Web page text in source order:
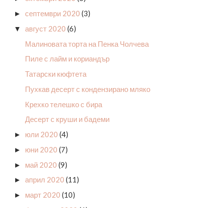
► септември 2020 (3)
▼ август 2020 (6)
Малиновата торта на Пенка Чолчева
Пиле с лайм и кориандър
Татарски кюфтета
Пухкав десерт с кондензирано мляко
Крехко телешко с бира
Десерт с круши и бадеми
► юли 2020 (4)
► юни 2020 (7)
► май 2020 (9)
► април 2020 (11)
► март 2020 (10)